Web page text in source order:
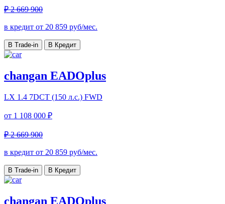
₽ 2 669 900
в кредит от 20 859 руб/мес.
В Trade-in В Кредит
changan EADOplus
LX 1.4 7DCT (150 л.с.) FWD
от 1 108 000 ₽
₽ 2 669 900
в кредит от 20 859 руб/мес.
В Trade-in В Кредит
changan EADOplus